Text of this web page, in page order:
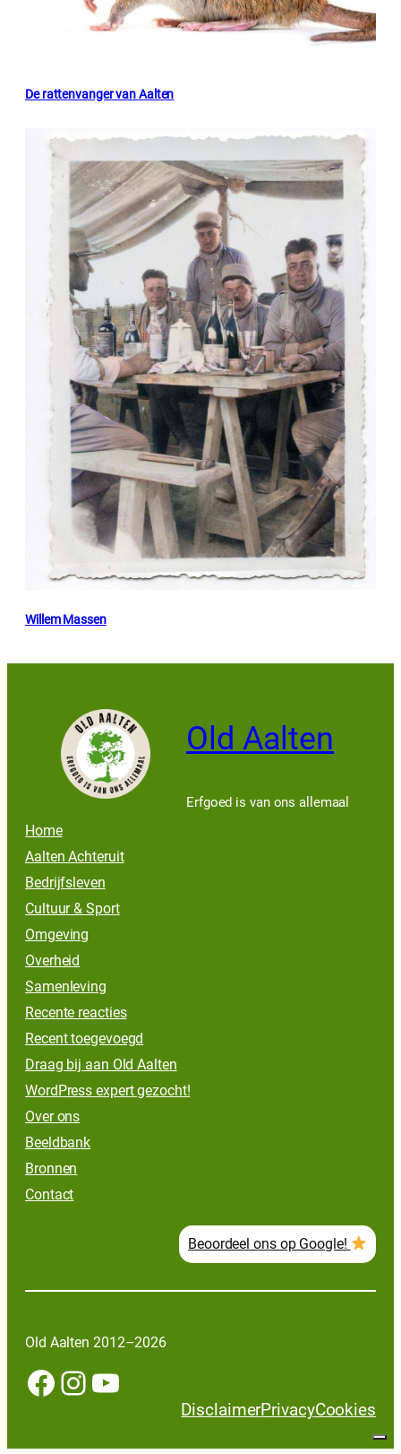
De rattenvanger van Aalten
Willem Massen
Old Aalten
Erfgoed is van ons allemaal
Home
Aalten Achteruit
Bedrijfsleven
Cultuur & Sport
Omgeving
Overheid
Samenleving
Recente reacties
Recent toegevoegd
Draag bij aan Old Aalten
WordPress expert gezocht!
Over ons
Beeldbank
Bronnen
Contact
Beoordeel ons op Google!
Old Aalten 2012–2026
Facebook InstagramYouTube
DisclaimerPrivacyCookies